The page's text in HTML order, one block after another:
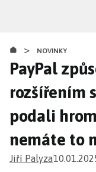
obsahu
> NOVINKY
PayPal
rozšířením
podali
nemáte to
Jiří Palyza